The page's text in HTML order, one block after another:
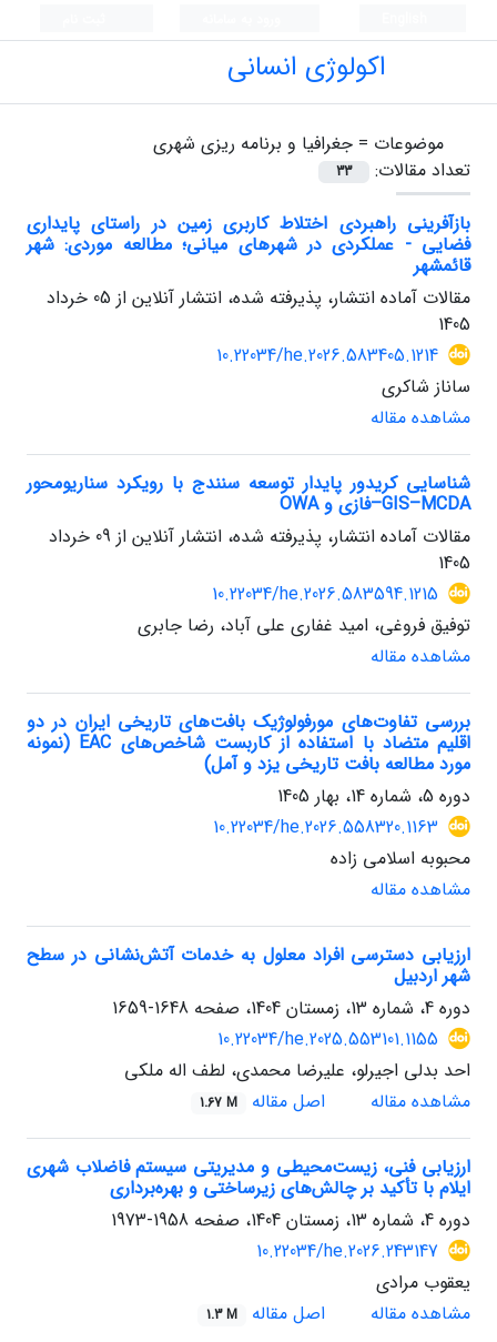
اکولوژی انسانی
موضوعات = جغرافیا و برنامه ریزی شهری
تعداد مقالات:
33
بازآفرینی راهبردی اختلاط کاربری زمین در راستای پایداری
فضایی - عملکردی در شهرهای میانی؛ مطالعه موردی: شهر
قائمشهر
مقالات آماده انتشار، پذیرفته شده، انتشار آنلاین از
05 خرداد
1405
10.22034/he.2026.583405.1214
ساناز شاکری
مشاهده مقاله
شناسایی کریدور پایدار توسعه سنندج با رویکرد سناریومحور
GIS–MCDA–فازی و OWA
مقالات آماده انتشار، پذیرفته شده، انتشار آنلاین از
09 خرداد
1405
10.22034/he.2026.583594.1215
توفیق فروغی، امید غفاری علی آباد، رضا جابری
مشاهده مقاله
بررسی تفاوت‌های مورفولوژیک بافت‌های تاریخی ایران در دو
اقلیم متضاد با استفاده از کاربست شاخص‌های EAC (نمونه
مورد مطالعه بافت تاریخی یزد و آمل)
دوره 5، شماره 14، بهار 1405
10.22034/he.2026.558320.1163
محبوبه اسلامی زاده
مشاهده مقاله
ارزیابی دسترسی افراد معلول به خدمات آتش‌نشانی در سطح
شهر اردبیل
دوره 4، شماره 13، زمستان 1404، صفحه
1648-1659
10.22034/he.2025.553101.1155
احد بدلی اجیرلو، علیرضا محمدی، لطف اله ملکی
مشاهده مقاله
اصل مقاله 1.67 M
ارزیابی فنی، زیست‌محیطی و مدیریتی سیستم فاضلاب شهری
ایلام با تأکید بر چالش‌های زیرساختی و بهره‌برداری
دوره 4، شماره 13، زمستان 1404، صفحه
1958-1973
10.22034/he.2026.243147
یعقوب مرادی
مشاهده مقاله
اصل مقاله 1.3 M